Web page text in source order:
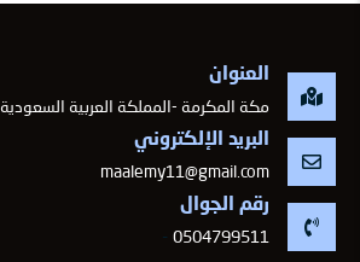
العنوان
مكة المكرمة -المملكة العربية السعودية
البريد الإلكتروني
maalemy11@gmail.com
رقم الجوال
0504799511
-